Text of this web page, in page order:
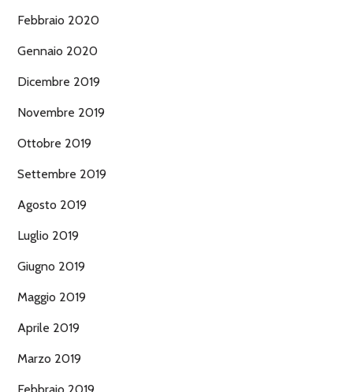
Febbraio 2020
Gennaio 2020
Dicembre 2019
Novembre 2019
Ottobre 2019
Settembre 2019
Agosto 2019
Luglio 2019
Giugno 2019
Maggio 2019
Aprile 2019
Marzo 2019